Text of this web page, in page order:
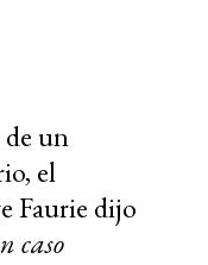
de un
el
Faurie dijo
caso